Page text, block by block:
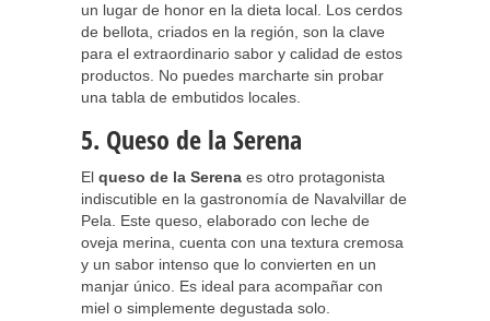
un lugar de honor en la dieta local. Los cerdos
de bellota, criados en la región, son la clave
para el extraordinario sabor y calidad de estos
productos. No puedes marcharte sin probar
una tabla de embutidos locales.
5. Queso de la Serena
El queso de la Serena es otro protagonista
indiscutible en la gastronomía de Navalvillar de
Pela. Este queso, elaborado con leche de
oveja merina, cuenta con una textura cremosa
y un sabor intenso que lo convierten en un
manjar único. Es ideal para acompañar con
miel o simplemente degustada solo.